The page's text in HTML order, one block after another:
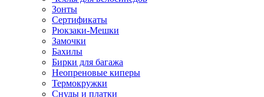
Зонты
Сертификаты
Рюкзаки-Мешки
Замочки
Бахилы
Бирки для багажа
Неопреновые киперы
Термокружки
Снуды и платки